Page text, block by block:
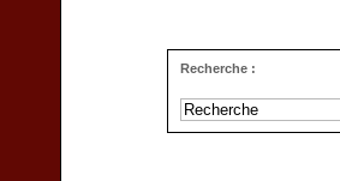
Recherche :